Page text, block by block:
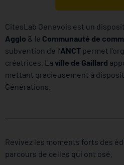
CitesLab Genevois est un
Agglo & la Communauté de
subvention de l’ANCT permet
créatrices. La ville de Gaillard
mettant gracieusement à
Générations.
Revivez les moments forts des
parcours de celles qui ont osé.